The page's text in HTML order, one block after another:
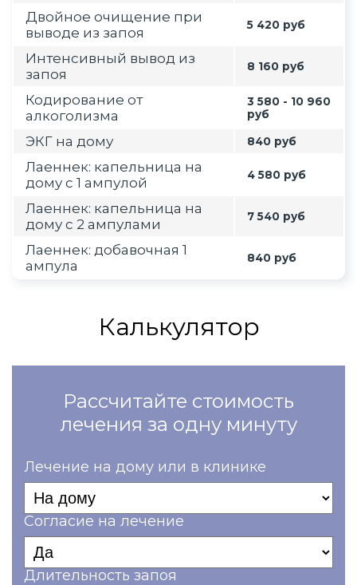
Двойное очищение при
выводе из запоя
5 420 руб
Интенсивный вывод из
запоя
8 160 руб
Кодирование от
алкоголизма
3 580 - 10 960
руб
ЭКГ на дому 840 руб
Лаеннек: капельница на
дому с 1 ампулой
4 580 руб
Лаеннек: капельница на
дому с 2 ампулами
7 540 руб
Лаеннек: добавочная 1
ампула
840 руб
Калькулятор
Рассчитайте стоимость
лечения за одну минуту
Лечение на дому или в клинике
Согласие на лечение
Длительность запоя